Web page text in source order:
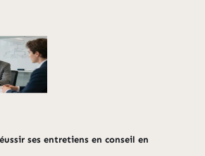
ses entretiens en conseil en